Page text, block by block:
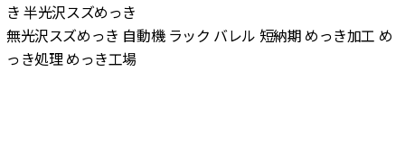
き 半光沢スズめっき
無光沢スズめっき 自動機 ラック バレル 短納期 めっき加工 め
っき処理 めっき工場